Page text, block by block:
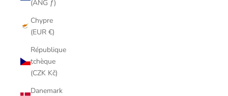
(ANG ƒ)
Chypre
(EUR €)
République
tchèque
(CZK Kč)
Danemark